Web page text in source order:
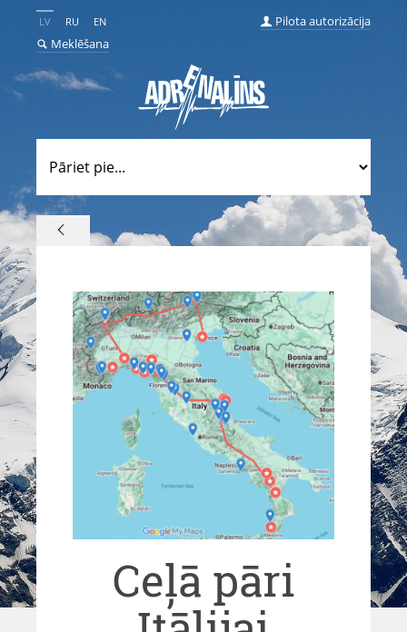
LV RU EN
Meklēšana
Pilota autorizācija
Ceļā pāri